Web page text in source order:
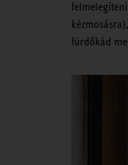
fürdőkád